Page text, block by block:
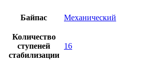
Байпас Механический
Количество
ступеней
стабилизации
16